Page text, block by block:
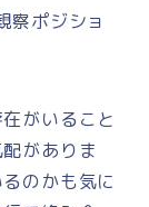
察ポジショ
がいること
がありま
のかも気に